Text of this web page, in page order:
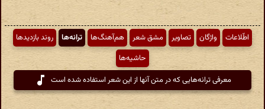
اطّلاعات واژگان تصاویر مشق شعر هم‌آهنگ‌ها ترانه‌ها
روند بازدیدها
حاشیه‌ها
معرفی ترانه‌هایی که در متن آنها از این شعر استفاده شده است